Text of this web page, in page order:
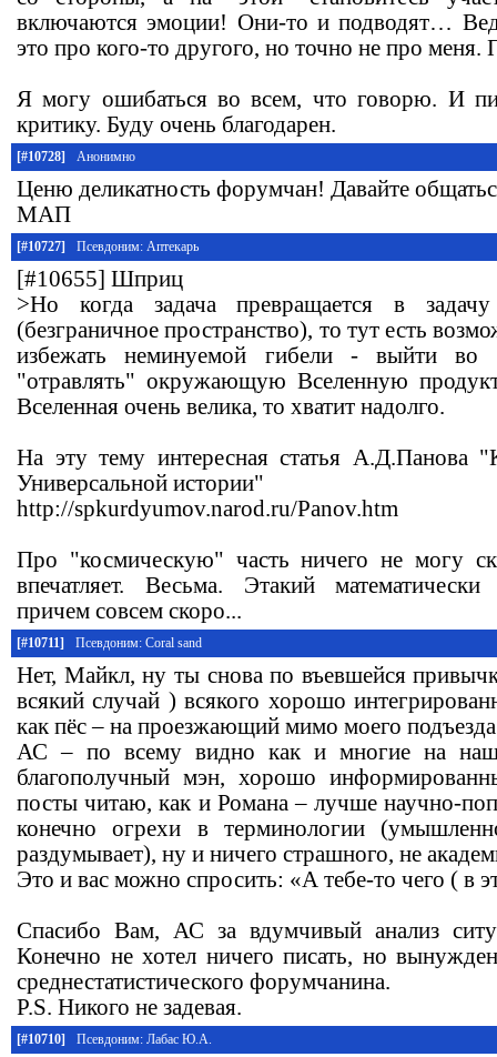
включаются эмоции! Они-то и подводят…
это про кого-то другого, но точно не про меня.
Я могу ошибаться во всем, что говорю. И
критику. Буду очень благодарен.
[#10728] Анонимно
Ценю деликатность форумчан! Давайте
МАП
[#10727] Псевдоним: Аптекарь
[#10655] Шприц
>Но когда задача превращается в
(безграничное пространство), то тут есть
избежать неминуемой гибели - выйти во
"отравлять" окружающую Вселенную
Вселенная очень велика, то хватит надолго.
На эту тему интересная статья А.Д.Панова
Универсальной истории"
http://spkurdyumov.narod.ru/Panov.htm
Про "космическую" часть ничего не могу
впечатляет. Весьма. Этакий
причем совсем скоро...
[#10711] Псевдоним: Coral sand
Нет, Майкл, ну ты снова по въевшейся
всякий случай ) всякого хорошо
как пёс – на проезжающий мимо моего
АС – по всему видно как и многие на
благополучный мэн, хорошо
посты читаю, как и Романа – лучше научно-
конечно огрехи в терминологии
раздумывает), ну и ничего страшного, не
Это и вас можно спросить: «А тебе-то чего ( в
Спасибо Вам, АС за вдумчивый анализ
Конечно не хотел ничего писать, но
среднестатистического форумчанина.
P.S. Никого не задевая.
[#10710] Псевдоним: Лабас Ю.А.